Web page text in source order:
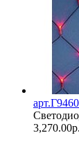
3,270.00р.